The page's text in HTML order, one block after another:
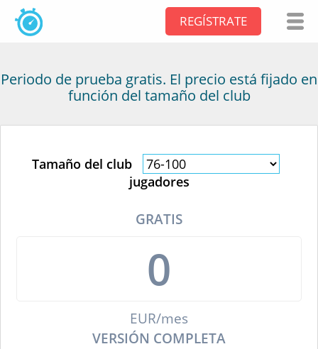
REGÍSTRATE
Periodo de prueba gratis. El precio está fijado en
función del tamaño del club
Tamaño del club
jugadores
GRATIS
0
EUR/mes
VERSIÓN COMPLETA